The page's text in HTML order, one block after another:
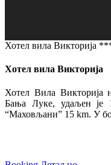
Хотел вила Викторија
Хотел вила Викторија
Хотел Вила Викторија
Бања Луке, удаљен је
“Маховљани” 15 km. У